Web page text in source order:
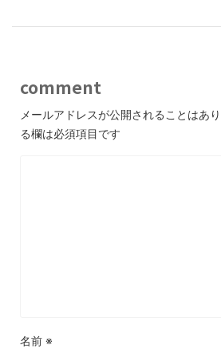
comment
メールアドレスが公開されることはあり
る欄は必須項目です
名前 ※